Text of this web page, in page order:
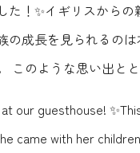
！✨イギリスから
成長を見られるの
このような思い出と
our guesthouse!
came with her